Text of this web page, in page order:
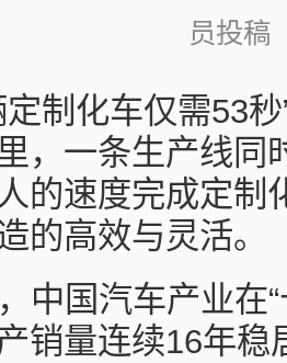
员投稿
定制化车仅需53
，一条生产线同
的速度完成定制
的高效与灵活。
中国汽车产业在
销量连续16年稳